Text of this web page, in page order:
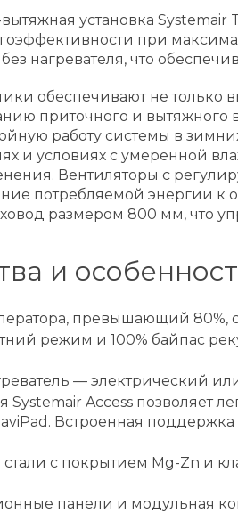
установка
при
нагревателя, что
обеспечивают не только
приточного и вытяжного
работу системы в
и условиях с умеренной
Вентиляторы с
потребляемой энергии к
размером 800 мм, что
и
превышающий 80%,
режим и 100% байпас
— электрический
Systemair Access позволяет
Встроенная
с покрытием Mg-Zn и
панели и модульная